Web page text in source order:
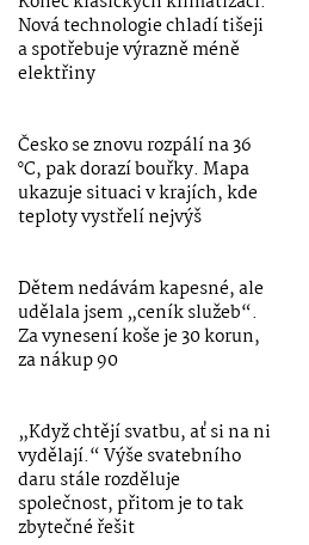
Nová technologie chladí tišeji
a spotřebuje výrazně méně
elektřiny
Česko se znovu rozpálí na 36
°C, pak dorazí bouřky. Mapa
ukazuje situaci v krajích, kde
teploty vystřelí nejvýš
Dětem nedávám kapesné, ale
udělala jsem „ceník služeb“.
Za vynesení koše je 30 korun,
za nákup 90
„Když chtějí svatbu, ať si na ni
vydělají.“ Výše svatebního
daru stále rozděluje
společnost, přitom je to tak
zbytečné řešit